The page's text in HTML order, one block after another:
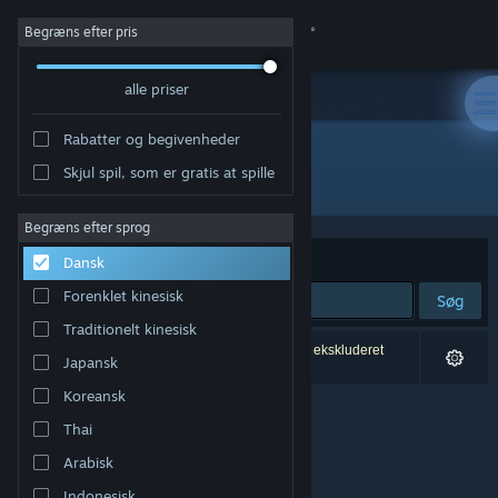
Log på
Om
Support
Skift sprog
Hent Steam-mobilappen
Vis desktop-webside
Begræns efter pris
alle priser
Rabatter og begivenheder
Skjul spil, som er gratis at spille
Begræns efter sprog
Dansk
Forenklet kinesisk
Traditionelt kinesisk
Japansk
Koreansk
Thai
Arabisk
Udgiver: Davy Depuydt
Sorter efter Relevans
Søg
0 resultater matcher din søgning. 1 titel er blevet ekskluderet
baseret på dine præferencer.